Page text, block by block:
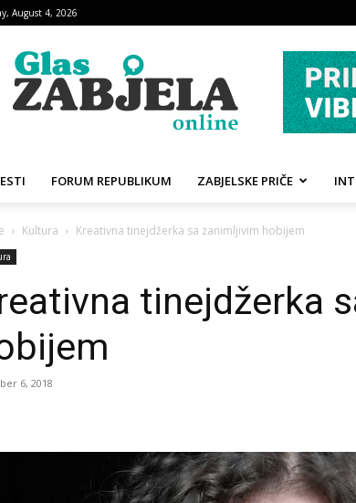
August 4, 2026
Glas
Zabjela
FORUM REPUBLIKUM ZABJELSKE PRIČE
Kultura Kreativna tinejdžerka sa zanimljivim hobijem
tinejdžerka
6, 2018